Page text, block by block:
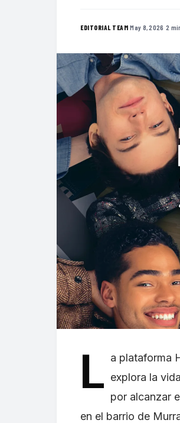
EDITORIAL TEAM·May 8, 2026 ·2
L a plataforma
explora la
por alcanzar
en el barrio de